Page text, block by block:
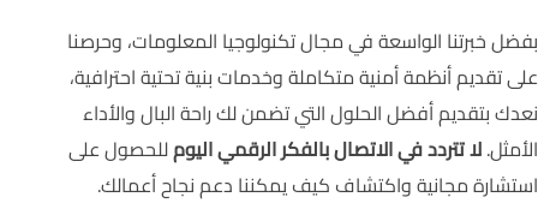
بفضل خبرتنا الواسعة في مجال تكنولوجيا المعلومات، وحرصنا
على تقديم أنظمة أمنية متكاملة وخدمات بنية تحتية احترافية،
نعدك بتقديم أفضل الحلول التي تضمن لك راحة البال والأداء
الأمثل.لا تتردد في الاتصال بالفكر الرقمي اليومللحصول على
استشارة مجانية واكتشاف كيف يمكننا دعم نجاح أعمالك.